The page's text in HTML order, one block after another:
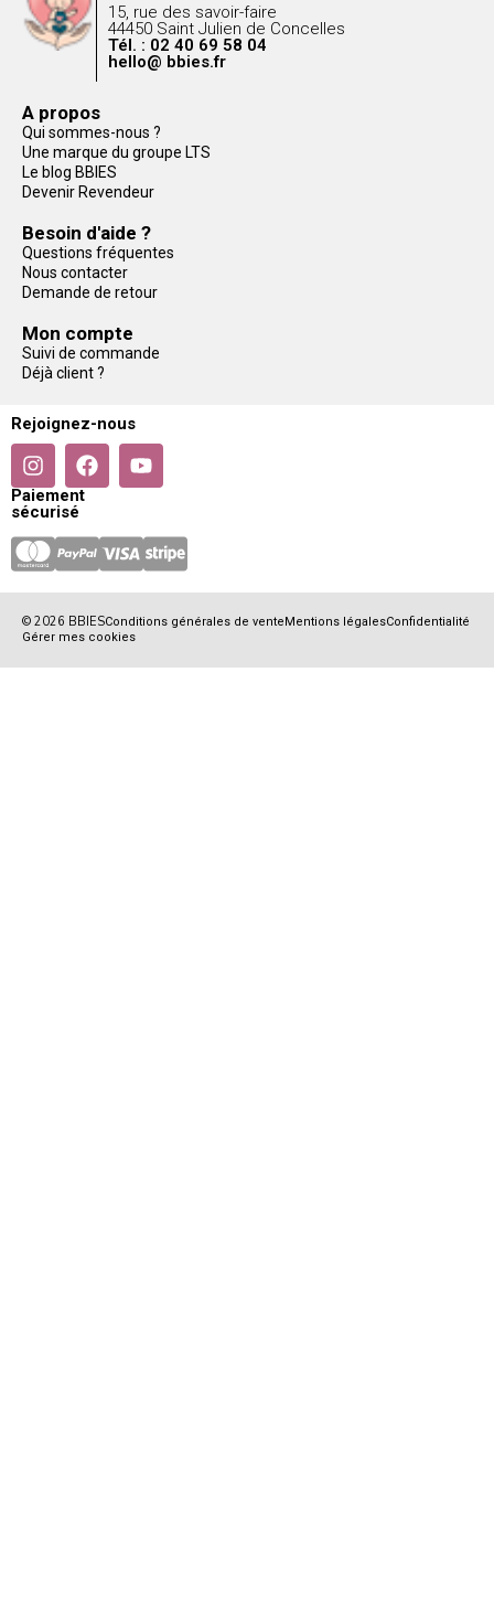
15, rue des savoir-faire
44450 Saint Julien de Concelles
Tél. : 02 40 69 58 04
hello@ bbies.fr
A propos
Qui sommes-nous ?
Une marque du groupe LTS
Le blog BBIES
Devenir Revendeur
Besoin d'aide ?
Questions fréquentes
Nous contacter
Demande de retour
Mon compte
Suivi de commande
Déjà client ?
Rejoignez-nous
Paiement
sécurisé
© 2026 BBIESConditions générales de venteMentions légalesConfidentialité
Gérer mes cookies